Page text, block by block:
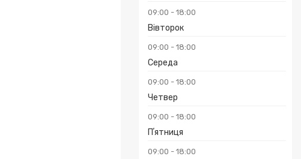
09:00 18:00
Вівторок
09:00 18:00
Середа
09:00 18:00
Четвер
09:00 18:00
Пʼятниця
09:00 18:00